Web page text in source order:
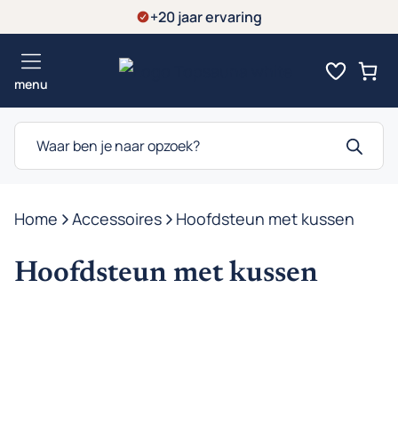
naar
inhoud
+20 jaar ervaring
menu
Producten
zoeken
Home -Accessoires - Hoofdsteun met kussen
Hoofdsteun met kussen
kussen